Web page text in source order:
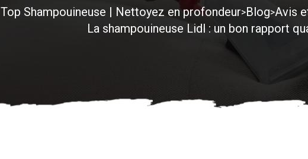
Top Shampouineuse | Nettoyez en profondeur>Blog>Avis
La shampouineuse Lidl : un bon rapport